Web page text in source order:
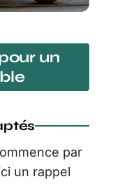
un
par
un rappel